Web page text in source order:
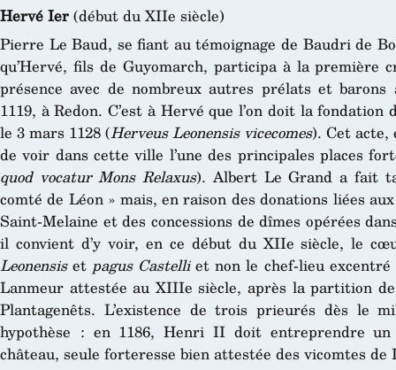
Hervé Ier (début du XIIe siècle)
Pierre Le Baud, se fiant au témoignage de Baudri de
qu’Hervé, fils de Guyomarch, participa à la première
présence avec de nombreux autres prélats et barons
1119, à Redon. C’est à Hervé que l’on doit la
le 3 mars 1128 (Herveus Leonensis vicecomes). Cet
de voir dans cette ville l’une des principales places
quod vocatur Mons Relaxus). Albert Le Grand a fait
comté de Léon » mais, en raison des donations liées
Saint-Melaine et des concessions de dîmes opérées
il convient d’y voir, en ce début du XIIe siècle, le
Leonensiset pagus Castelliet non le chef-lieu
Lanmeur attestée au XIIIe siècle, après la partition
Plantagenêts. L’existence de trois prieurés dès le
hypothèse : en 1186, Henri II doit entreprendre
château, seule forteresse bien attestée des vicomtes de